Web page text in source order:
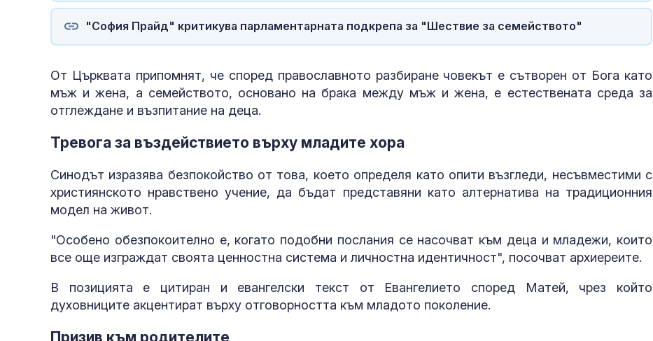
"София Прайд" критикува парламентарната подкрепа за "Шествие за семейството"
От Църквата припомнят, че според православното разбиране човекът е сътворен от Бога като
мъж и жена, а семейството, основано на брака между мъж и жена, е естествената среда за
отглеждане и възпитание на деца.
Тревога за въздействието върху младите хора
Синодът изразява безпокойство от това, което определя като опити възгледи, несъвместими с
християнското нравствено учение, да бъдат представяни като алтернатива на традиционния
модел на живот.
"Особено обезпокоително е, когато подобни послания се насочват към деца и младежи, които
все още изграждат своята ценностна система и личностна идентичност", посочват архиереите.
В позицията е цитиран и евангелски текст от Евангелието според Матей, чрез който
духовниците акцентират върху отговорността към младото поколение.
Призив към родителите
космически услуги
Една от 36: На
хил. паунда